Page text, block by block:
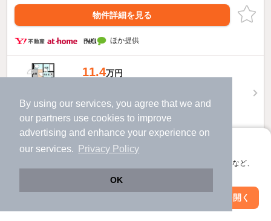
By using our services, you agree that we and
our partners use cookies to improve
advertising and enhance your experience on
our services.
Privacy Policy
OK
アプリに切り替えて、サクサクお部屋探し
会員登録なしですぐ使える。マップ検索やお気に入り保存など、
アプリを開く
物件詳細を見る
ほか提供
11.4万円
敷 不要 礼
2.5ヶ月
2階 / 1LDK / 32.11㎡
ほか提供
（管理費6,000円）
絞り込み条件を変更